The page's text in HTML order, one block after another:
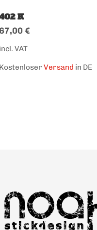
K
67,00€
incl. VAT
KostenloserVersand in DE